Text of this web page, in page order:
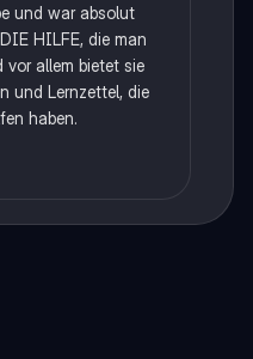
und war absolut
HILFE, die man
allem bietet sie
und Lernzettel, die
haben.